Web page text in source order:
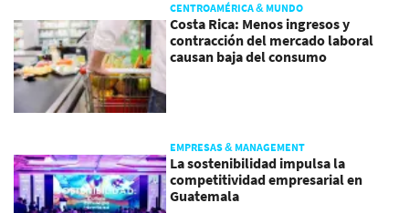
CENTROAMÉRICA & MUNDO
Costa Rica: Menos ingresos y
contracción del mercado laboral
causan baja del consumo
EMPRESAS & MANAGEMENT
La sostenibilidad impulsa la
competitividad empresarial en
Guatemala